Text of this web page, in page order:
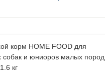
корм HOME FOOD для
собак и юниоров малых пород
кг